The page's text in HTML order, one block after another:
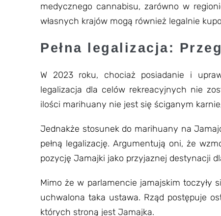
medycznego cannabisu, zarówno w
własnych krajów mogą również legalnie
Pełna legalizacja:
W 2023 roku, chociaż posiadanie i
legalizacja dla celów rekreacyjnych nie
ilości marihuany nie jest się ściganym
Jednakże stosunek do marihuany na
pełną legalizację. Argumentują oni, że
pozycję Jamajki jako przyjaznej destynacji
Mimo że w parlamencie jamajskim toczyły
uchwalona taka ustawa. Rząd postępuje
których stroną jest Jamajka.